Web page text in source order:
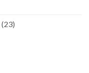
(23)